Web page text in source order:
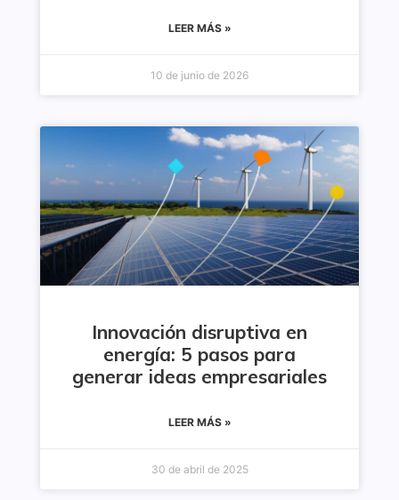
LEER MÁS »
10 de junio de 2026
Innovación disruptiva en
energía: 5 pasos para
generar ideas empresariales
LEER MÁS »
30 de abril de 2025